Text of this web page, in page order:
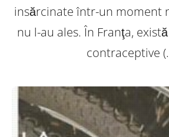
insărcinate într-un moment
nu l-au ales. În Franţa,
contraceptive